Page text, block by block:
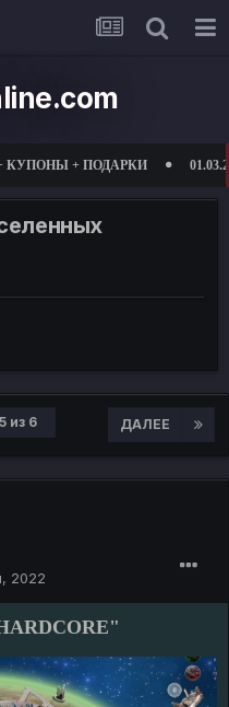
01.03.2025 открытие
ДАЛЕЕ
из 6
2022